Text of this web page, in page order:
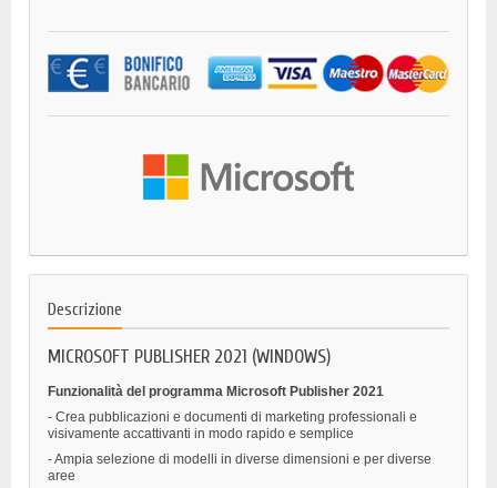
Descrizione
MICROSOFT PUBLISHER 2021 (WINDOWS)
Funzionalità del programma Microsoft Publisher 2021
- Crea pubblicazioni e documenti di marketing professionali e
visivamente accattivanti in modo rapido e semplice
- Ampia selezione di modelli in diverse dimensioni e per diverse
aree